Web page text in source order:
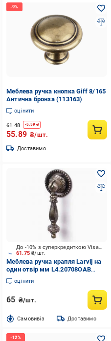
Меблева ручка кнопка Giff 8/165
Антична бронза (113163)
оцінити
61.48 -5.59₴
55.89 ₴/шт.
Доставимо
61.75₴/шт.
До -10% з суперкредиткою Visa Вигода
Меблева ручка крапля Larvij на
один отвір мм L4.20708OAB
антична бронза
оцінити
65 ₴/шт.
Cамовивіз Доставимо